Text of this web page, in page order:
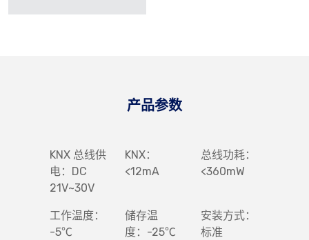
产品参数
KNX 总线供
电：DC
21V~30V
KNX：
<12mA
总线功耗：
<360mW
工作温度：
-5℃
储存温
度：-25℃
安装方式：
标准